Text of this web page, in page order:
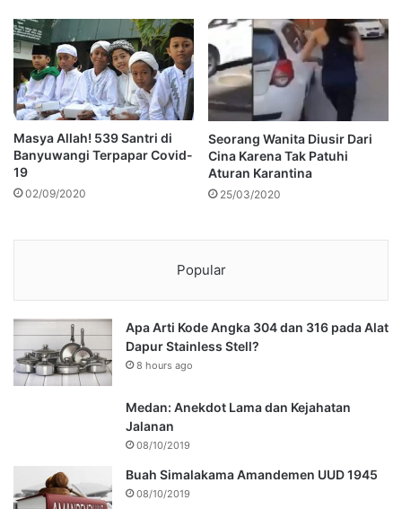
Masya Allah! 539 Santri di
Banyuwangi Terpapar Covid-
19
02/09/2020
Seorang Wanita Diusir Dari
Cina Karena Tak Patuhi
Aturan Karantina
25/03/2020
Popular
Apa Arti Kode Angka 304 dan 316 pada Alat
Dapur Stainless Stell?
8 hours ago
Medan: Anekdot Lama dan Kejahatan
Jalanan
08/10/2019
Buah Simalakama Amandemen UUD 1945
08/10/2019